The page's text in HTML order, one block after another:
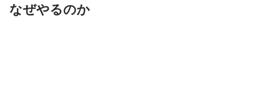
なぜやるのか